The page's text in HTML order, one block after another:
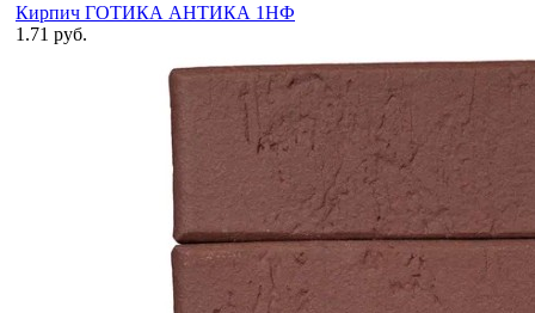
Кирпич ГОТИКА АНТИКА 1НФ
1.71 руб.